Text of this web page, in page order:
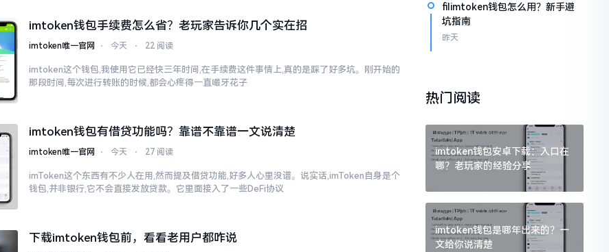
imtoken钱包手续费怎么省？老玩家告诉你几个实在招
imtoken唯一官网 ⋅ 今天 ⋅ 22 阅读
imtoken这个钱包,我使用它已经快三年时间,在手续费这件事情上,真的是踩了好多坑。刚开始的
那段时间,每次进行转账的时候,都会心疼得一直嘬牙花子
imtoken钱包有借贷功能吗？靠谱不靠谱一文说清楚
imtoken唯一官网 ⋅ 今天 ⋅ 27 阅读
imToken这个东西有不少人在用,然而提及借贷功能,好多人心里没谱。说实话,imToken自身是个
钱包,并非银行,它不会直接发放贷款。它里面接入了一些DeFi协议
下载imtoken钱包前，看看老用户都咋说
filimtoken钱包怎么用？新手避
坑指南
昨天
热门阅读
imtoken钱包安卓下载：入口在
哪？老玩家的经验分享
imtoken钱包是哪年出来的？一
文给你说清楚